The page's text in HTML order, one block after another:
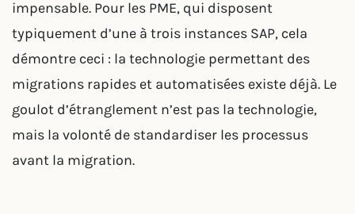
impensable. Pour les PME, qui disposent
typiquement d’une à trois instances SAP, cela
démontre ceci : la technologie permettant des
migrations rapides et automatisées existe déjà. Le
goulot d’étranglement n’est pas la technologie,
mais la volonté de standardiser les processus
avant la migration.